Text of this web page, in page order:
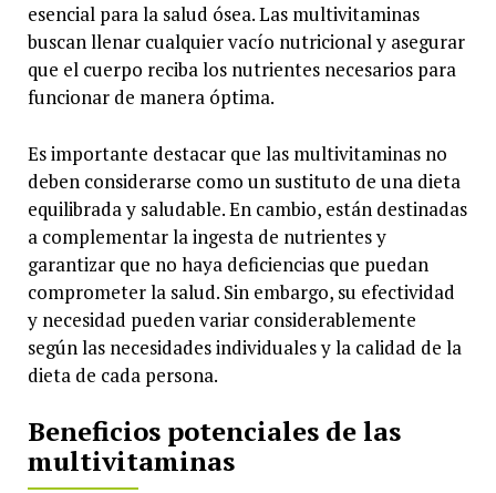
esencial para la salud ósea. Las multivitaminas
buscan llenar cualquier vacío nutricional y asegurar
que el cuerpo reciba los nutrientes necesarios para
funcionar de manera óptima.
Es importante destacar que las multivitaminas no
deben considerarse como un sustituto de una dieta
equilibrada y saludable. En cambio, están destinadas
a complementar la ingesta de nutrientes y
garantizar que no haya deficiencias que puedan
comprometer la salud. Sin embargo, su efectividad
y necesidad pueden variar considerablemente
según las necesidades individuales y la calidad de la
dieta de cada persona.
Beneficios potenciales de las
multivitaminas